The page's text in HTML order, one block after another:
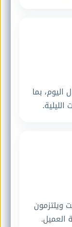
بما
ويلتزمون
العميل.